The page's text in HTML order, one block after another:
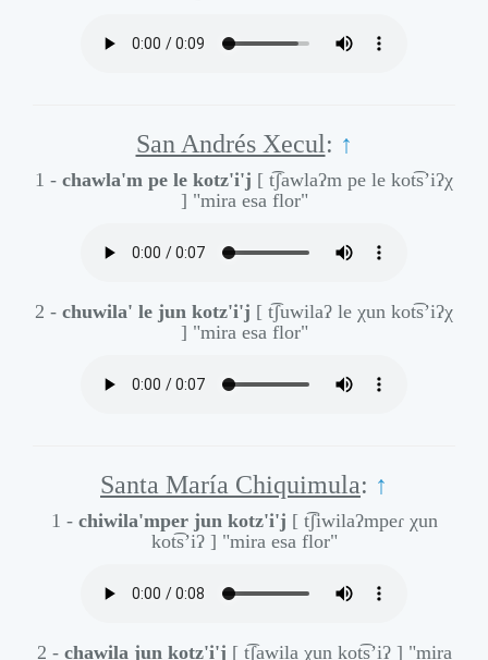
San Andrés Xecul: ↑
1 - chawla'm pe le kotz'i'j [ t͡ʃawlaʔm pe le kot͡s’iʔχ
] "mira esa flor"
2 - chuwila' le jun kotz'i'j [ t͡ʃuwilaʔ le χun kot͡s’iʔχ
] "mira esa flor"
Santa María Chiquimula: ↑
1 - chiwila'mper jun kotz'i'j [ t͡ʃiwilaʔmpeɾ χun
kot͡s’iʔ ] "mira esa flor"
2 - chawila jun kotz'i'j [ t͡ʃawila χun kot͡s’iʔ ] "mira